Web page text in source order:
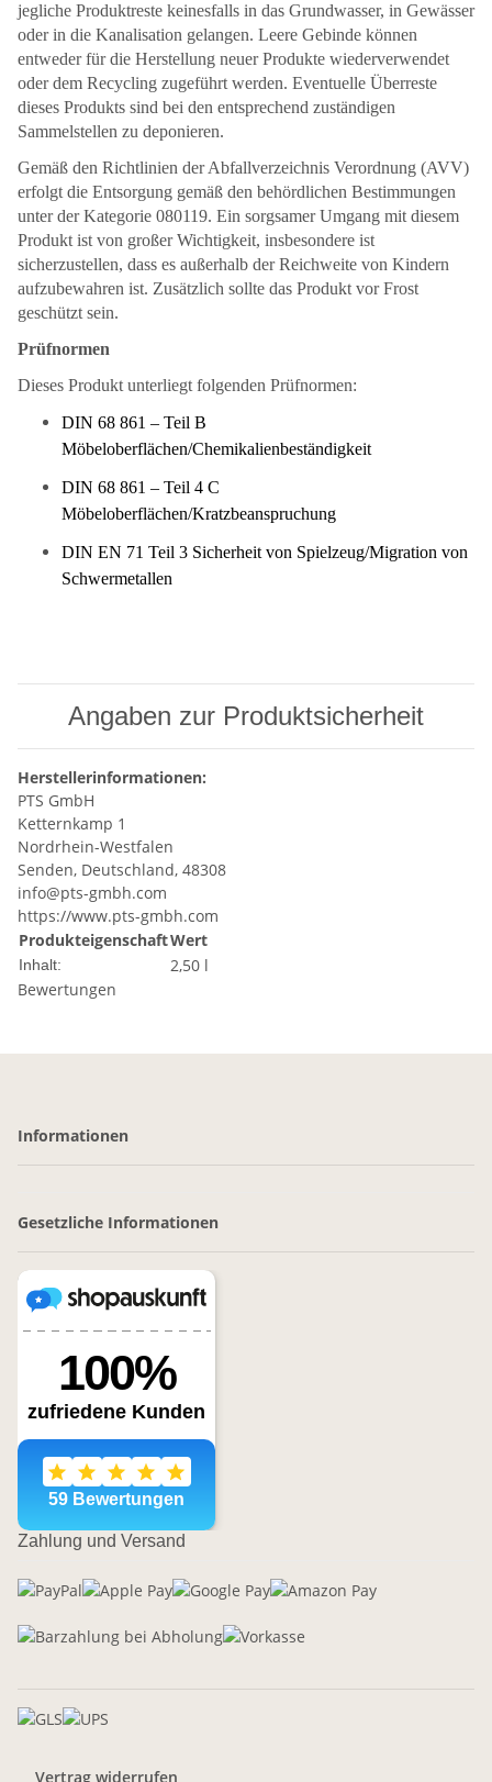
jegliche Produktreste keinesfalls in das Grundwasser, in Gewässer
oder in die Kanalisation gelangen. Leere Gebinde können
entweder für die Herstellung neuer Produkte wiederverwendet
oder dem Recycling zugeführt werden. Eventuelle Überreste
dieses Produkts sind bei den entsprechend zuständigen
Sammelstellen zu deponieren.
Gemäß den Richtlinien der Abfallverzeichnis Verordnung (AVV)
erfolgt die Entsorgung gemäß den behördlichen Bestimmungen
unter der Kategorie 080119. Ein sorgsamer Umgang mit diesem
Produkt ist von großer Wichtigkeit, insbesondere ist
sicherzustellen, dass es außerhalb der Reichweite von Kindern
aufzubewahren ist. Zusätzlich sollte das Produkt vor Frost
geschützt sein.
Prüfnormen
Dieses Produkt unterliegt folgenden Prüfnormen:
DIN 68 861 – Teil B
Möbeloberflächen/Chemikalienbeständigkeit
DIN 68 861 – Teil 4 C
Möbeloberflächen/Kratzbeanspruchung
DIN EN 71 Teil 3 Sicherheit von Spielzeug/Migration von
Schwermetallen
Angaben zur Produktsicherheit
Herstellerinformationen:
PTS GmbH
Ketternkamp 1
Nordrhein-Westfalen
Senden, Deutschland, 48308
info@pts-gmbh.com
https://www.pts-gmbh.com
ProdukteigenschaftWert
Inhalt:
2,50 l
Bewertungen
Informationen
Gesetzliche Informationen
Zahlung und Versand
Vertrag widerrufen